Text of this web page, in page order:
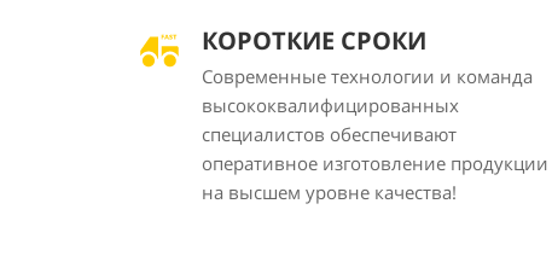
КОРОТКИЕ СРОКИ
Современные технологии и команда
высококвалифицированных
специалистов обеспечивают
оперативное изготовление продукции
на высшем уровне качества!